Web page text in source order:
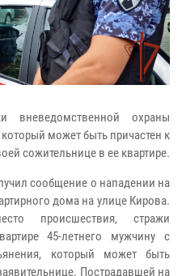
вневедомственной охраны
может быть причастен к
сожительнице в ее квартире.
сообщение о нападении на
дома на улице Кирова.
происшествия, стражи
45-летнего мужчину с
который может быть
Пострадавшей на